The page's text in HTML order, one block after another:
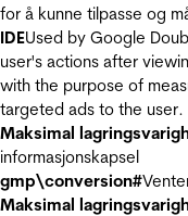
for å kunne tilpasse og
IDEUsed by Google
user's actions after
with the purpose of
targeted ads to the user.
Maksimal
informasjonskapsel
gmp\conversion#
Maksimal